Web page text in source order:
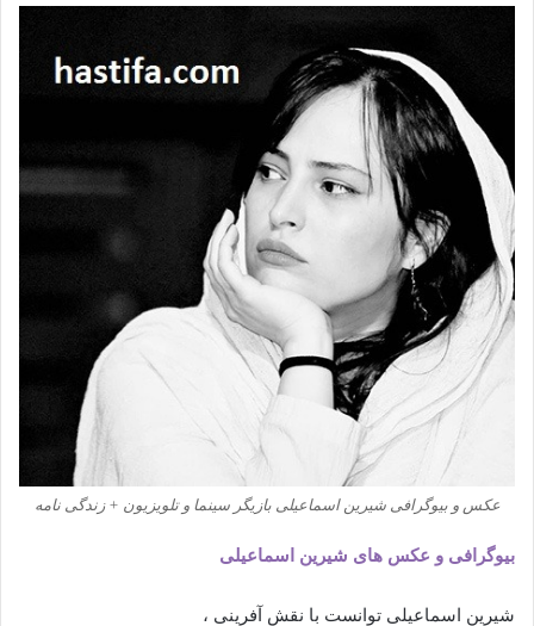
عکس و بیوگرافی شیرین اسماعیلی بازیگر سینما و تلویزیون + زندگی نامه
بیوگرافی و عکس های شیرین اسماعیلی
شیرین اسماعیلی توانست با نقش آفرینی ،